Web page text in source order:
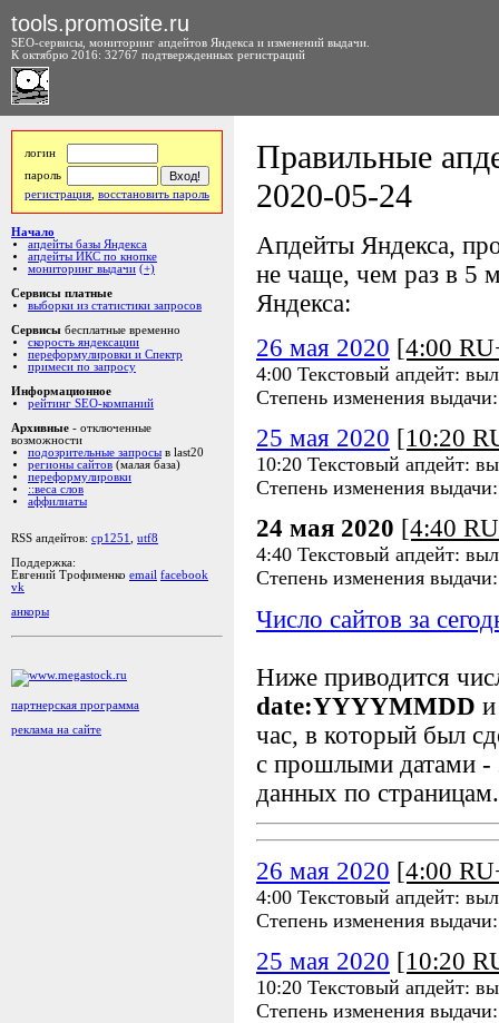
tools.promosite.ru
SEO-сервисы, мониторинг апдейтов Яндекса и изменений выдачи.
К октябрю 2016: 32767 подтвержденных регистраций
логин
пароль
регистрация восстановить пароль
Начало
апдейты базы Яндекса
апдейты ИКС по кнопке
мониторинг выдачи (+)
Сервисы платные
выборки из статистики запросов
Сервисы бесплатные временно
скорость яндексации
переформулировки и Спектр
примеси по запросу
Информационное
рейтинг SEO-компаний
Архивные - отключенные
возможности
подозрительные запросы в last20
регионы сайтов (малая база)
переформулировки
::веса слов
аффилиаты
RSS апдейтов: cp1251
utf8
Поддержка:
Евгений Трофименко email facebook
vk
анкоры
партнерская программа
реклама на сайте
Правильные
2020-05-24
Апдейты Яндекса,
не чаще, чем раз в 5
Яндекса:
26 мая 2020 [4:00
4:00 Текстовый апдейт:
Степень изменения
25 мая 2020 [10:20
10:20 Текстовый апдейт:
Степень изменения
24 мая 2020 [4:40
4:40 Текстовый апдейт:
Степень изменения
Число сайтов за
Ниже приводится
date:YYYYMMDD
час, в который был
с прошлыми датами -
данных по страницам.
26 мая 2020 [4:00
4:00 Текстовый апдейт:
Степень изменения
25 мая 2020 [10:20
10:20 Текстовый апдейт:
Степень изменения